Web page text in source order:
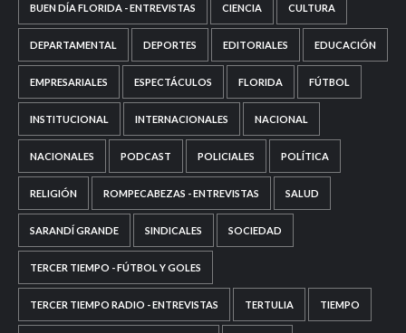
BUEN DÍA FLORIDA - ENTREVISTAS CIENCIA CULTURA
DEPARTAMENTAL DEPORTES EDITORIALES EDUCACIÓN
EMPRESARIALES ESPECTÁCULOS FLORIDA FÚTBOL
INSTITUCIONAL INTERNACIONALES NACIONAL
NACIONALES PODCAST POLICIALES POLÍTICA
RELIGIÓN ROMPECABEZAS - ENTREVISTAS SALUD
SARANDÍ GRANDE SINDICALES SOCIEDAD
TERCER TIEMPO - FÚTBOL Y GOLES
TERCER TIEMPO RADIO - ENTREVISTAS TERTULIA TIEMPO